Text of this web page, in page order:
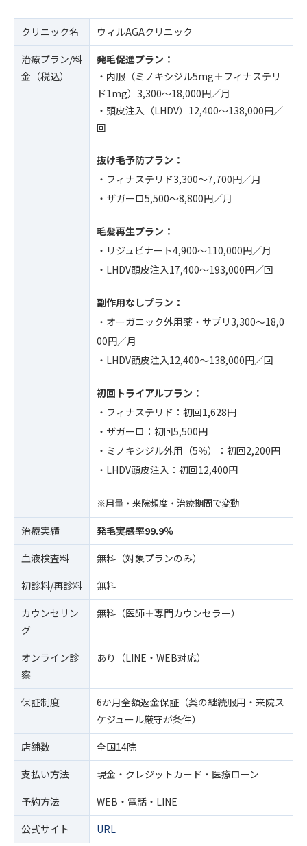
クリニック名
ウィルAGAクリニック
治療プラン/料
金（税込）
発毛促進プラン：
・内服（ミノキシジル5mg＋フィナステリ
ド1mg）3,300〜18,000円／月
・頭皮注入（LHDV）12,400〜138,000円／
回
抜け毛予防プラン：
・フィナステリド3,300〜7,700円／月
・ザガーロ5,500〜8,800円／月
毛髪再生プラン：
・リジュビナート4,900〜110,000円／月
・LHDV頭皮注入17,400〜193,000円／回
副作用なしプラン：
・オーガニック外用薬・サプリ3,300〜18,0
00円／月
・LHDV頭皮注入12,400〜138,000円／回
初回トライアルプラン：
・フィナステリド：初回1,628円
・ザガーロ：初回5,500円
・ミノキシジル外用（5％）：初回2,200円
・LHDV頭皮注入：初回12,400円
※用量・来院頻度・治療期間で変動
治療実績
発毛実感率99.9％
血液検査料
無料（対象プランのみ）
初診料/再診料
無料
カウンセリン
グ
無料（医師＋専門カウンセラー）
オンライン診
察
あり（LINE・WEB対応）
保証制度
6か月全額返金保証（薬の継続服用・来院ス
ケジュール厳守が条件）
店舗数
全国14院
支払い方法
現金・クレジットカード・医療ローン
予約方法
WEB・電話・LINE
公式サイト
URL